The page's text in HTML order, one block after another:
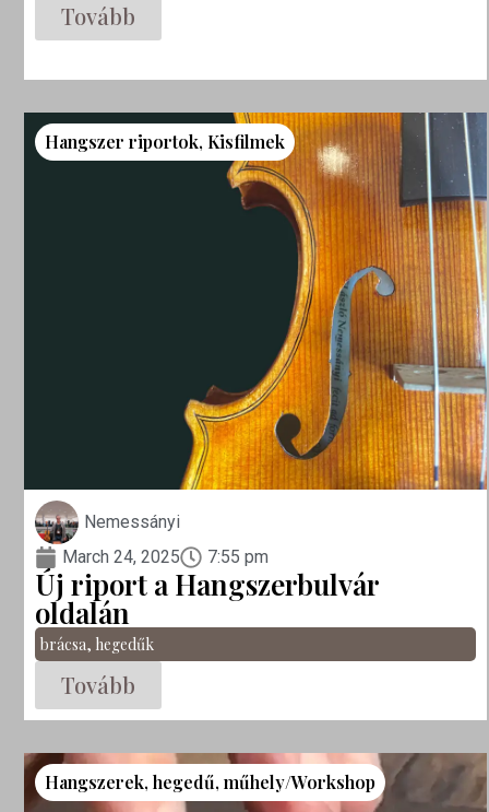
Tovább
Hangszer riportok, Kisfilmek
Nemessányi
March 24, 2025
7:55 pm
Új riport a Hangszerbulvár
oldalán
brácsa, hegedűk
Tovább
Hangszerek,hegedű,műhely/Workshop